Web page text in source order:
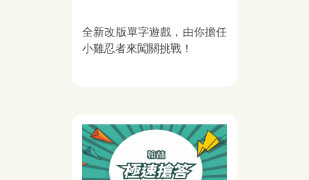
全新改版單字遊戲，由你擔任
小雞忍者來闖關挑戰！